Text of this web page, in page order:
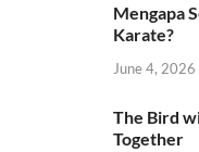
Mengapa
Karate?
June 4, 2026
The Bird
Together